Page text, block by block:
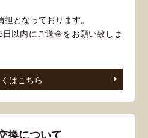
となっております。
以内にご送金をお願い致しま
はこちら
換について